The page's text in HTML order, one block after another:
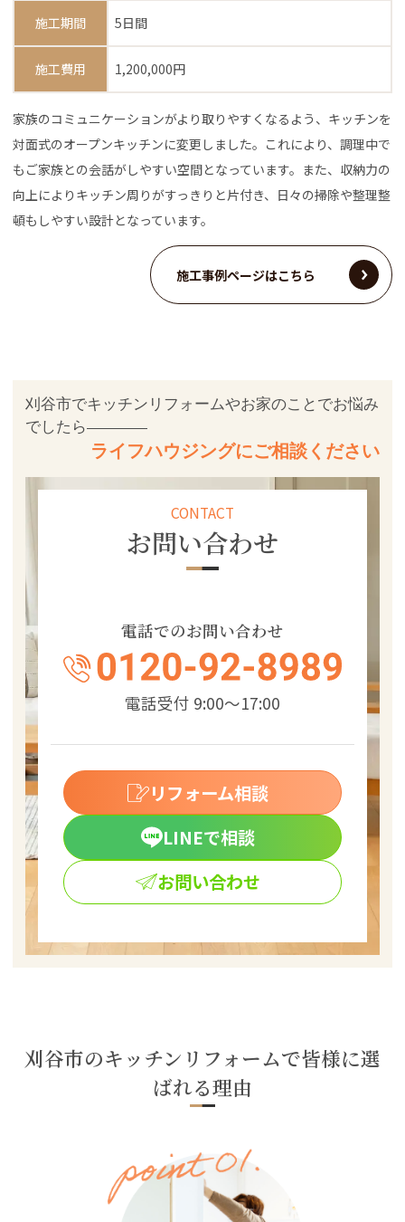
施工期間 5日間
施工費用 1,200,000円
家族のコミュニケーションがより取りやすくなるよう、キッチンを
対面式のオープンキッチンに変更しました。これにより、調理中で
もご家族との会話がしやすい空間となっています。また、収納力の
向上によりキッチン周りがすっきりと片付き、日々の掃除や整理整
頓もしやすい設計となっています。
施工事例ページはこちら
刈谷市でキッチンリフォームやお家のことでお悩み
でしたら
ライフハウジングにご相談ください
CONTACT
お問い合わせ
電話でのお問い合わせ
電話受付 9:00～17:00
リフォーム相談
LINEで相談
お問い合わせ
刈谷市のキッチンリフォームで皆様に選
ばれる理由